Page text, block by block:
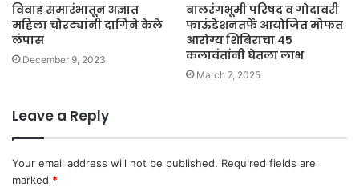
विवाह समारंभातून अज्ञात
महिला चोरट्यांनी दागिने केले
लंपास
December 9, 2023
बालरंगभूमी परिषद व गोदावरी
फाऊंडेशनतर्फे आयोजित मोफत
आरोग्य शिबिराचा ४५
कलावंतांनी घेतला लाभ
March 7, 2025
Leave a Reply
Your email address will not be published. Required fields are
marked *